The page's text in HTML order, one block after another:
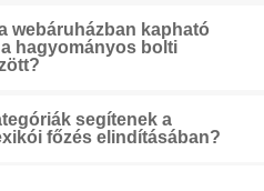
webáruházban kapható
hagyományos bolti
segítenek a
főzés elindításában?